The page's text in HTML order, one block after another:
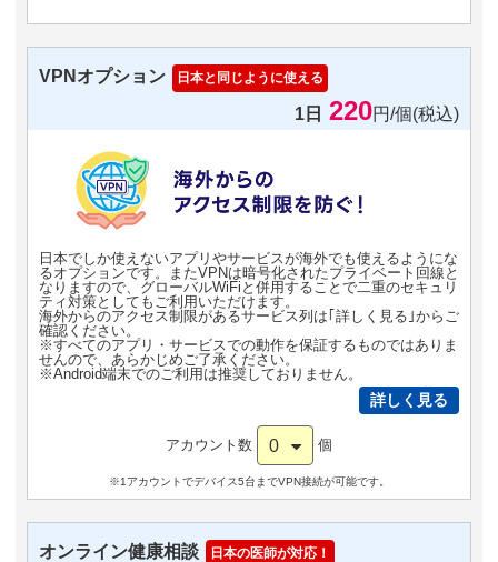
VPNオプション 日本と同じように使える
1日 220円/個(税込)
日本でしか使えないアプリやサービスが海外でも使えるようにな
るオプションです。またVPNは暗号化されたプライベート回線と
なりますので、グローバルWiFiと併用することで二重のセキュリ
ティ対策としてもご利用いただけます。
海外からのアクセス制限があるサービス列は｢詳しく見る｣からご
確認ください。
※すべてのアプリ・サービスでの動作を保証するものではありま
せんので、あらかじめご了承ください。
※Android端末でのご利用は推奨しておりません。
詳しく見る
アカウント数 0 個
※1アカウントでデバイス5台までVPN接続が可能です。
オンライン健康相談 日本の医師が対応！